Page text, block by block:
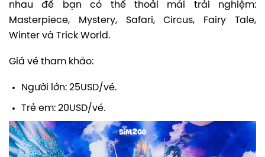
nhau để bạn có thể thoải mái trải nghiệm:
Masterpiece, Mystery, Safari, Circus, Fairy Tale,
Winter và Trick World.
Giá vé tham khảo:
Người lớn: 25USD/vé.
Trẻ em: 20USD/vé.